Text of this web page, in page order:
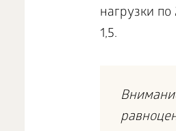
нагрузки
1,5.